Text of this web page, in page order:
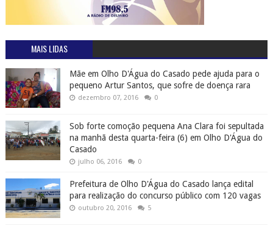
MAIS LIDAS
Mãe em Olho D'Água do Casado pede ajuda para o
pequeno Artur Santos, que sofre de doença rara
dezembro 07, 2016 0
Sob forte comoção pequena Ana Clara foi sepultada
na manhã desta quarta-feira (6) em Olho D'Água do
Casado
julho 06, 2016 0
Prefeitura de Olho D'Água do Casado lança edital
para realização do concurso público com 120 vagas
outubro 20, 2016 5